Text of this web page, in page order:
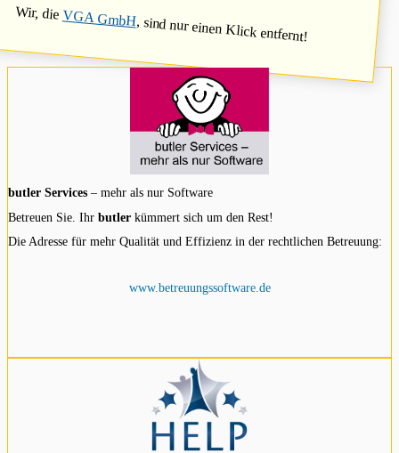
Wir, dieVGA GmbH, sind nur einen Klick entfernt!
butler Services – mehr als nur Software
Betreuen Sie. Ihr butler kümmert sich um den Rest!
Die Adresse für mehr Qualität und Effizienz in der rechtlichen Betreuung:
www.betreuungssoftware.de